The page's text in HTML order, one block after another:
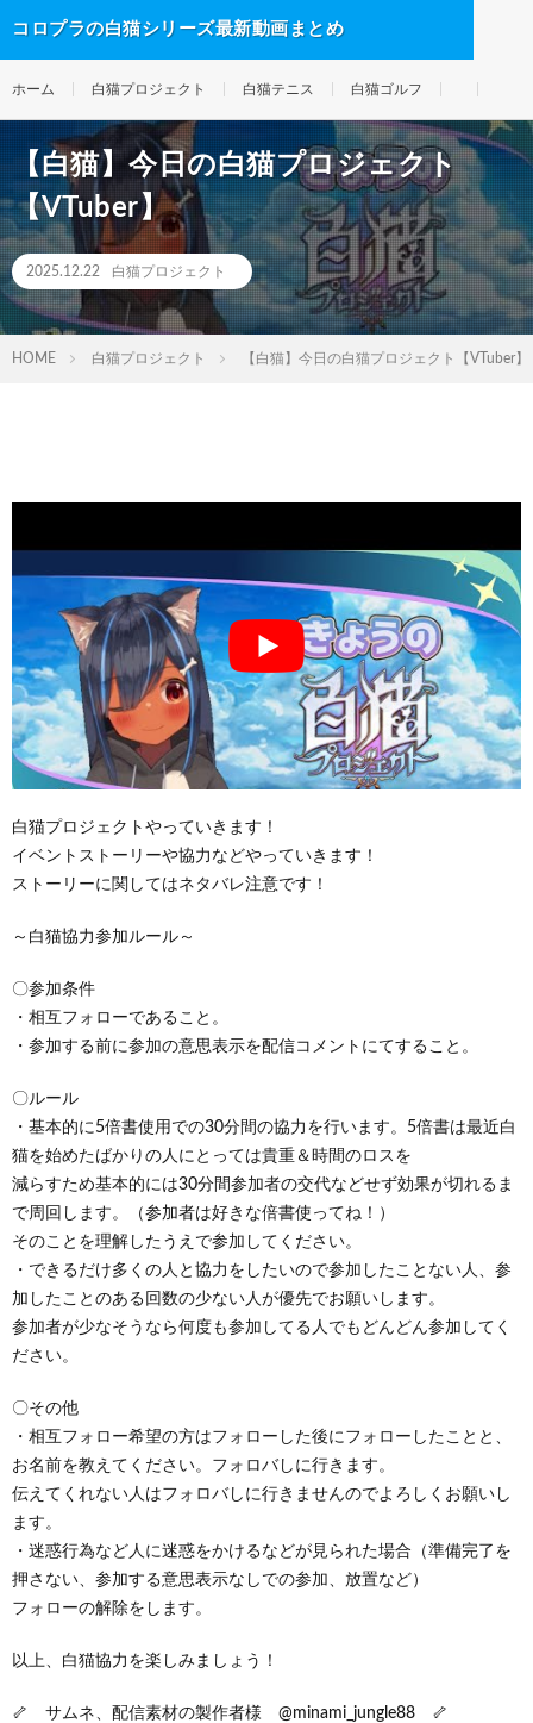
コロプラの白猫シリーズ最新動画まとめ
ホーム 白猫プロジェクト 白猫テニス 白猫ゴルフ
【白猫】今日の白猫プロジェクト
【VTuber】
2025.12.22 白猫プロジェクト
HOME 白猫プロジェクト 【白猫】今日の白猫プロジェクト【VTuber】
白猫プロジェクトやっていきます！
イベントストーリーや協力などやっていきます！
ストーリーに関してはネタバレ注意です！
～白猫協力参加ルール～
〇参加条件
・相互フォローであること。
・参加する前に参加の意思表示を配信コメントにてすること。
〇ルール
・基本的に5倍書使用での30分間の協力を行います。5倍書は最近白
猫を始めたばかりの人にとっては貴重＆時間のロスを
減らすため基本的には30分間参加者の交代などせず効果が切れるま
で周回します。（参加者は好きな倍書使ってね！）
そのことを理解したうえで参加してください。
・できるだけ多くの人と協力をしたいので参加したことない人、参
加したことのある回数の少ない人が優先でお願いします。
参加者が少なそうなら何度も参加してる人でもどんどん参加してく
ださい。
〇その他
・相互フォロー希望の方はフォローした後にフォローしたことと、
お名前を教えてください。フォロバしに行きます。
伝えてくれない人はフォロバしに行きませんのでよろしくお願いし
ます。
・迷惑行為など人に迷惑をかけるなどが見られた場合（準備完了を
押さない、参加する意思表示なしでの参加、放置など）
フォローの解除をします。
以上、白猫協力を楽しみましょう！
🦴 サムネ、配信素材の製作者様 @minami_jungle88 🦴